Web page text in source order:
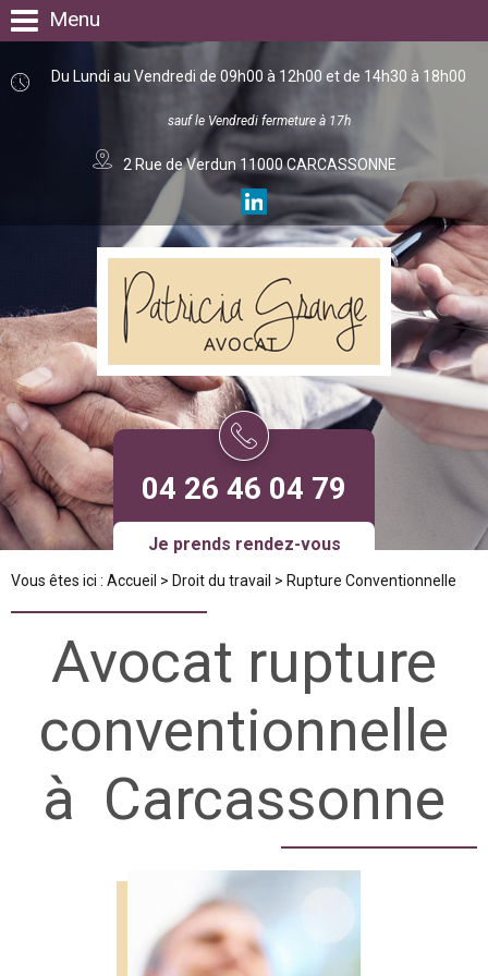
Menu
Du Lundi au Vendredi de 09h00 à 12h00 et de 14h30 à 18h00
sauf le Vendredi fermeture à 17h
2 Rue de Verdun 11000 CARCASSONNE
04 26 46 04 79
Je prends rendez-vous
Vous êtes ici : Accueil > Droit du travail > Rupture Conventionnelle
Avocat rupture
conventionnelle
à Carcassonne